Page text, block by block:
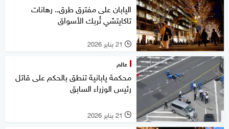
اليابان على مفترق طرق.. رهانات
تاكايتشي تُربك الأسواق
l 21 يناير 2026
عالم
محكمة يابانية تنطق بالحكم على قاتل
رئيس الوزراء السابق
l 21 يناير 2026